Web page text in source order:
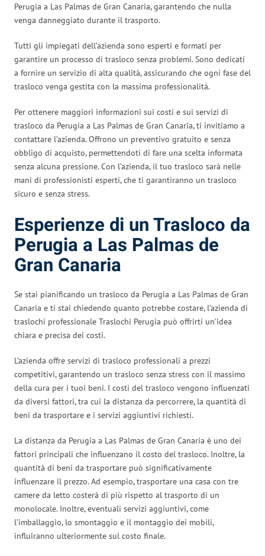
Perugia a Las Palmas de Gran Canaria, garantendo che nulla
venga danneggiato durante il trasporto.
Tutti gli impiegati dell’azienda sono esperti e formati per
garantire un processo di trasloco senza problemi. Sono dedicati
a fornire un servizio di alta qualità, assicurando che ogni fase del
trasloco venga gestita con la massima professionalità.
Per ottenere maggiori informazioni sui costi e sui servizi di
trasloco da Perugia a Las Palmas de Gran Canaria, ti invitiamo a
contattare l’azienda. Offrono un preventivo gratuito e senza
obbligo di acquisto, permettendoti di fare una scelta informata
senza alcuna pressione. Con l’azienda, il tuo trasloco sarà nelle
mani di professionisti esperti, che ti garantiranno un trasloco
sicuro e senza stress.
Esperienze di un Trasloco da
Perugia a Las Palmas de
Gran Canaria
Se stai pianificando un trasloco da Perugia a Las Palmas de Gran
Canaria e ti stai chiedendo quanto potrebbe costare, l’azienda di
traslochi professionale Traslochi Perugia può offrirti un’idea
chiara e precisa dei costi.
L’azienda offre servizi di trasloco professionali a prezzi
competitivi, garantendo un trasloco senza stress con il massimo
della cura per i tuoi beni. I costi del trasloco vengono influenzati
da diversi fattori, tra cui la distanza da percorrere, la quantità di
beni da trasportare e i servizi aggiuntivi richiesti.
La distanza da Perugia a Las Palmas de Gran Canaria è uno dei
fattori principali che influenzano il costo del trasloco. Inoltre, la
quantità di beni da trasportare può significativamente
influenzare il prezzo. Ad esempio, trasportare una casa con tre
camere da letto costerà di più rispetto al trasporto di un
monolocale. Inoltre, eventuali servizi aggiuntivi, come
l’imballaggio, lo smontaggio e il montaggio dei mobili,
influiranno ulteriormente sul costo finale.